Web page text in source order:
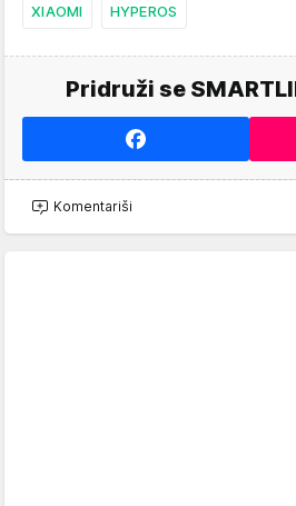
XIAOMI HYPEROS
Pridruži se
Komentariši